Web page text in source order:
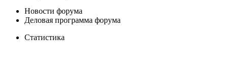
Новости форума
Деловая программа форума
Статистика